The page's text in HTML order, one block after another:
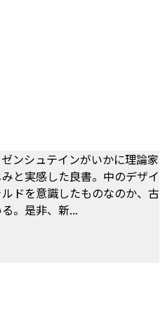
ンシュテインがいかに理論家
と実感した良書。中のデザイ
ドを意識したものなのか、古
。是非、新...